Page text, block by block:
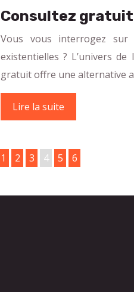
Consultez
Vous vous interrogez sur
existentielles ? L’univers
gratuit offre une alternative
Lire la suite
1 2 3 4 5 6